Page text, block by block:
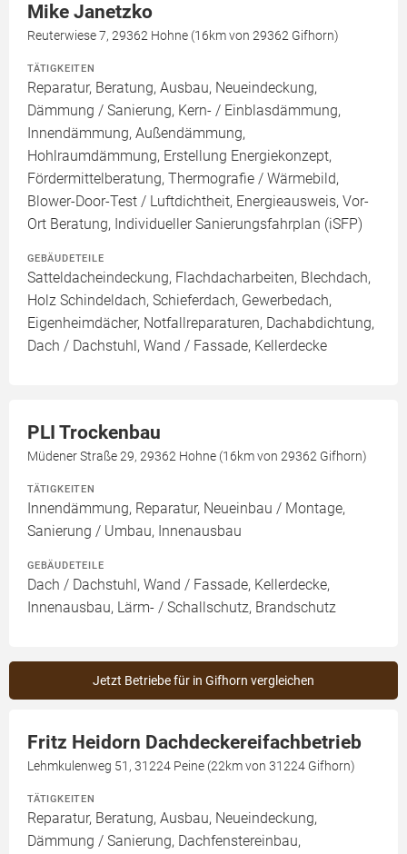
Mike Janetzko
Reuterwiese 7, 29362 Hohne (16km von 29362 Gifhorn)
TÄTIGKEITEN
Reparatur, Beratung, Ausbau, Neueindeckung,
Dämmung / Sanierung, Kern- / Einblasdämmung,
Innendämmung, Außendämmung,
Hohlraumdämmung, Erstellung Energiekonzept,
Fördermittelberatung, Thermografie / Wärmebild,
Blower-Door-Test / Luftdichtheit, Energieausweis, Vor-
Ort Beratung, Individueller Sanierungsfahrplan (iSFP)
GEBÄUDETEILE
Satteldacheindeckung, Flachdacharbeiten, Blechdach,
Holz Schindeldach, Schieferdach, Gewerbedach,
Eigenheimdächer, Notfallreparaturen, Dachabdichtung,
Dach / Dachstuhl, Wand / Fassade, Kellerdecke
PLI Trockenbau
Müdener Straße 29, 29362 Hohne (16km von 29362 Gifhorn)
TÄTIGKEITEN
Innendämmung, Reparatur, Neueinbau / Montage,
Sanierung / Umbau, Innenausbau
GEBÄUDETEILE
Dach / Dachstuhl, Wand / Fassade, Kellerdecke,
Innenausbau, Lärm- / Schallschutz, Brandschutz
Jetzt Betriebe für in Gifhorn vergleichen
Fritz Heidorn Dachdeckereifachbetrieb
Lehmkulenweg 51, 31224 Peine (22km von 31224 Gifhorn)
TÄTIGKEITEN
Reparatur, Beratung, Ausbau, Neueindeckung,
Dämmung / Sanierung, Dachfenstereinbau,